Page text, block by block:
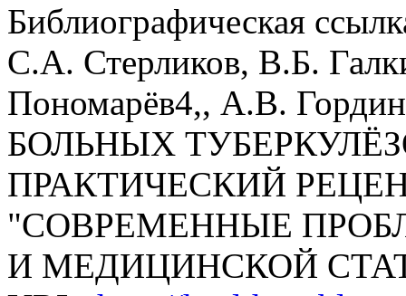
Библиографическая
С.А. Стерликов, В.Б.
Пономарёв4,, А.В.
БОЛЬНЫХ
ПРАКТИЧЕСКИЙ
"СОВРЕМЕННЫЕ
И МЕДИЦИНСКОЙ